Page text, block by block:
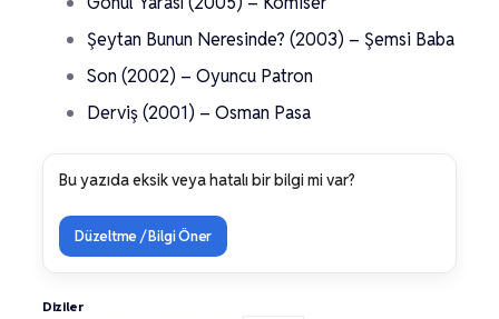
Şeytan Bunun Neresinde? (2003) – Şemsi Baba
Son (2002) – Oyuncu Patron
Derviş (2001) – Osman Pasa
Bu yazıda eksik veya hatalı bir bilgi mi var?
Düzeltme / Bilgi Öner
Diziler